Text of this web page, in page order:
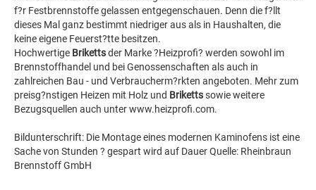
f?r Festbrennstoffe gelassen entgegenschauen. Denn die f?llt
dieses Mal ganz bestimmt niedriger aus als in Haushalten, die
keine eigene Feuerst?tte besitzen.
Hochwertige Brikettsder Marke ?Heizprofi? werden sowohl im
Brennstoffhandel und bei Genossenschaften als auch in
zahlreichen Bau - und Verbraucherm?rkten angeboten. Mehr zum
preisg?nstigen Heizen mit Holz und Brikettssowie weitere
Bezugsquellen auch unter www.heizprofi.com.
Bildunterschrift: Die Montage eines modernen Kaminofens ist eine
Sache von Stunden ? gespart wird auf Dauer Quelle: Rheinbraun
Brennstoff GmbH